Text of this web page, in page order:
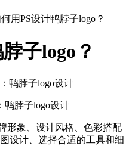
用PS设计鸭脖子logo？
子logo？
鸭脖子logo设计
鸭脖子logo设计
形象、设计风格、色彩搭配
设计、选择合适的工具和细